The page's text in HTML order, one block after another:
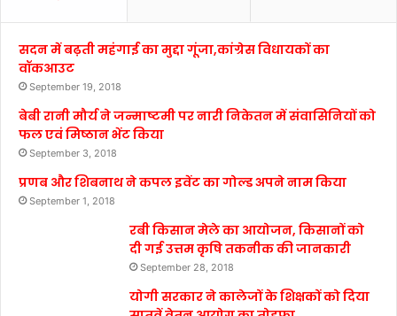
सदन में बढ़ती महंगाई का मुद्दा गूंजा,कांग्रेस विधायकों का
वॉकआउट
September 19, 2018
बेबी रानी मौर्य ने जन्माष्टमी पर नारी निकेतन में संवासिनियों को
फल एवं मिष्ठान भेंट किया
September 3, 2018
प्रणब और शिबनाथ ने कपल इवेंट का गोल्ड अपने नाम किया
September 1, 2018
रबी किसान मेले का आयोजन, किसानों को
दी गई उत्तम कृषि तकनीक की जानकारी
September 28, 2018
योगी सरकार ने कालेजों के शिक्षकों को दिया